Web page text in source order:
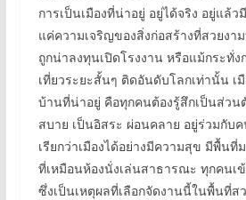
การเป็นเมืองที่น่าอยู่ อยู่ได้จริง อยู่แล้ว
แค่ความเจริญของสิ่งก่อสร้างที่สวยงา
ถูกน่าลงทุนเปิดโรงงาน หรือแม้กระทั่ง
เที่ยวระยะสั้นๆ ติดอันดับโลกเท่านั้น เ
บ้านที่น่าอยู่ คือทุกคนต้องรู้สึกเป็นส่วน
สบาย เป็นอิสระ ผ่อนคลาย อยู่ร่วมกับ
เรียกว่าเมืองได้อย่างมีความสุข มีพื้นที่
ที่เหมือนห้องนั่งเล่นสาธารณะ ทุกคนเข้
ซึ่งเป็นเหตุผลที่เลือกจัดงานนี้ในพื้นที่